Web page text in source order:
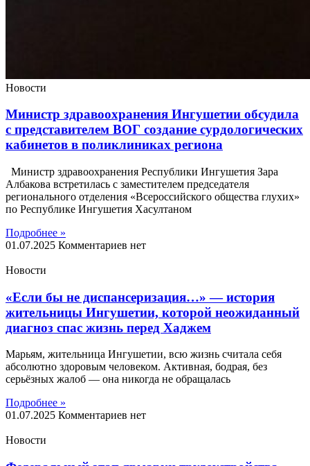
Новости
Министр здравоохранения Ингушетии обсудила
с представителем ВОГ создание сурдологических
кабинетов в поликлиниках региона
Министр здравоохранения Республики Ингушетия Зара
Албакова встретилась с заместителем председателя
регионального отделения «Всероссийского общества глухих»
по Республике Ингушетия Хасултаном
Подробнее »
01.07.2025 Комментариев нет
Новости
«Если бы не диспансеризация…» — история
жительницы Ингушетии, которой неожиданный
диагноз спас жизнь перед Хаджем
Марьям, жительница Ингушетии, всю жизнь считала себя
абсолютно здоровым человеком. Активная, бодрая, без
серьёзных жалоб — она никогда не обращалась
Подробнее »
01.07.2025 Комментариев нет
Новости